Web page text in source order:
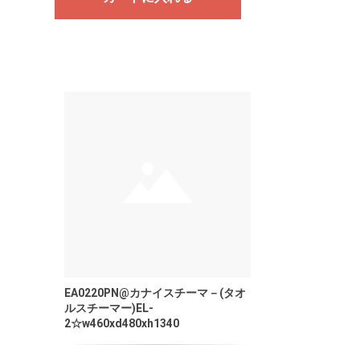
EA0220PN@カナイスチーマ－(タオ
ルスチーマー)EL-
2☆w460xd480xh1340